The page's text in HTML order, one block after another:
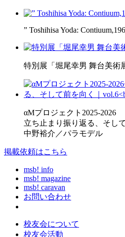
” Toshihisa Yoda:
特別展「堀尾幸男 舞台美術
αMプロジェクト2025-2026
立ち止まり振り返る、そし
中野裕介／パラモデル
掲載依頼はこちら
msb! info
msb! magazine
msb! caravan
お問い合わせ
校友会について
校友会活動